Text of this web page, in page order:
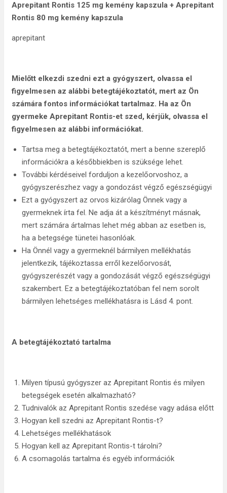
Aprepitant Rontis 125 mg kemény kapszula + Aprepitant
Rontis 80 mg kemény kapszula
aprepitant
Mielőtt elkezdi szedni ezt a gyógyszert, olvassa el
figyelmesen az alábbi betegtájékoztatót, mert az Ön
számára fontos információkat tartalmaz. Ha az Ön
gyermeke Aprepitant Rontis-et szed, kérjük, olvassa el
figyelmesen az alábbi információkat.
Tartsa meg a betegtájékoztatót, mert a benne szereplő
információkra a későbbiekben is szüksége lehet.
További kérdéseivel forduljon a kezelőorvoshoz, a
gyógyszerészhez vagy a gondozást végző egészségügyi
Ezt a gyógyszert az orvos kizárólag Önnek vagy a
gyermeknek írta fel. Ne adja át a készítményt másnak,
mert számára ártalmas lehet még abban az esetben is,
ha a betegsége tünetei hasonlóak.
Ha Önnél vagy a gyermeknél bármilyen mellékhatás
jelentkezik, tájékoztassa erről kezelőorvosát,
gyógyszerészét vagy a gondozását végző egészségügyi
szakembert. Ez a betegtájékoztatóban fel nem sorolt
bármilyen lehetséges mellékhatásra is Lásd 4. pont.
A betegtájékoztató tartalma
Milyen típusú gyógyszer az Aprepitant Rontis és milyen
betegségek esetén alkalmazható?
Tudnivalók az Aprepitant Rontis szedése vagy adása előtt
Hogyan kell szedni az Aprepitant Rontis-t?
Lehetséges mellékhatások
Hogyan kell az Aprepitant Rontis-t tárolni?
A csomagolás tartalma és egyéb információk